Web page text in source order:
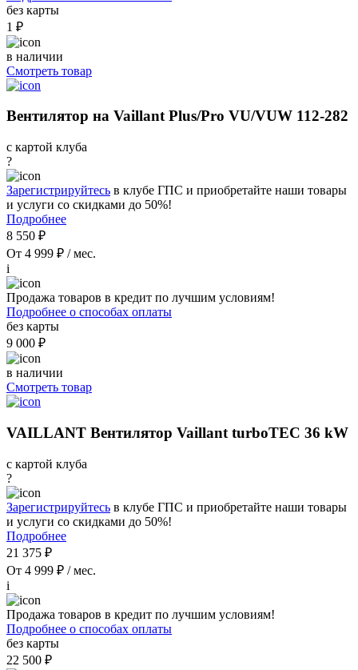
без карты
1 ₽
в наличии
Смотреть товар
Вентилятор на Vaillant Plus/Pro VU/VUW 112-282
с картой клуба
?
Зарегистрируйтесь в клубе ГПС и приобретайте наши товары
и услуги со скидками до 50%!
Подробнее
8 550 ₽
От 4 999 ₽ / мес.
i
Продажа товаров в кредит по лучшим условиям!
Подробнее о способах оплаты
без карты
9 000 ₽
в наличии
Смотреть товар
VAILLANT Вентилятор Vaillant turboTEC 36 kW
с картой клуба
?
Зарегистрируйтесь в клубе ГПС и приобретайте наши товары
и услуги со скидками до 50%!
Подробнее
21 375 ₽
От 4 999 ₽ / мес.
i
Продажа товаров в кредит по лучшим условиям!
Подробнее о способах оплаты
без карты
22 500 ₽